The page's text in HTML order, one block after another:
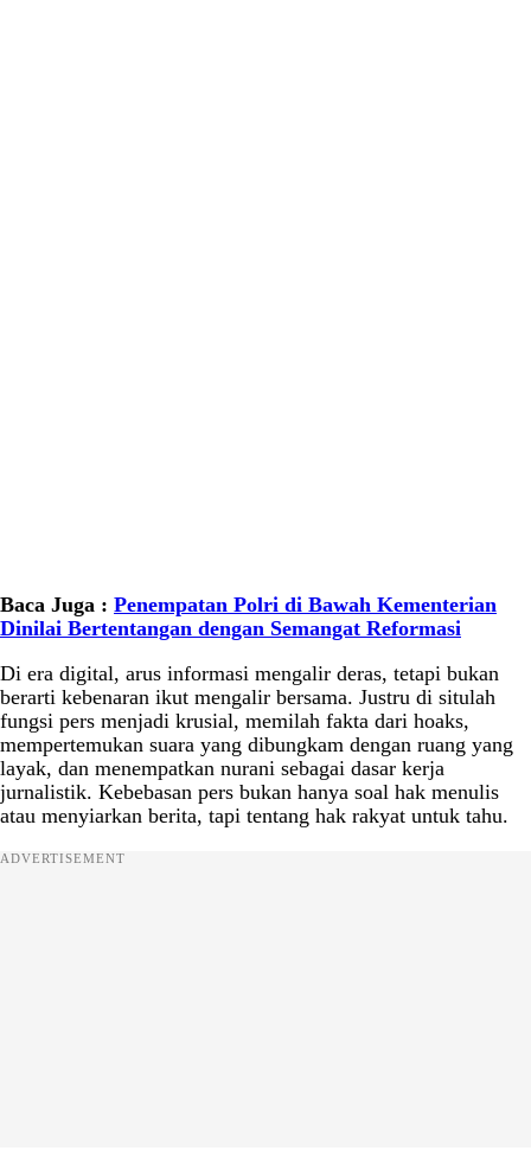
Baca Juga : Penempatan Polri di Bawah Kementerian
Dinilai Bertentangan dengan Semangat Reformasi
Di era digital, arus informasi mengalir deras, tetapi bukan
berarti kebenaran ikut mengalir bersama. Justru di situlah
fungsi pers menjadi krusial, memilah fakta dari hoaks,
mempertemukan suara yang dibungkam dengan ruang yang
layak, dan menempatkan nurani sebagai dasar kerja
jurnalistik. Kebebasan pers bukan hanya soal hak menulis
atau menyiarkan berita, tapi tentang hak rakyat untuk tahu.
ADVERTISEMENT